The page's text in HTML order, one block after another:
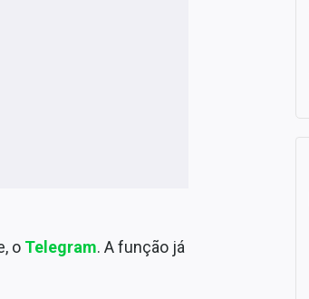
o Telegram. A função já